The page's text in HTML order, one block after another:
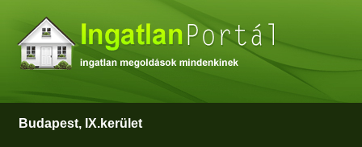
Budapest, IX.kerület